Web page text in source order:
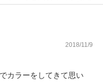
2018/11/9
カラーをしてきて思い